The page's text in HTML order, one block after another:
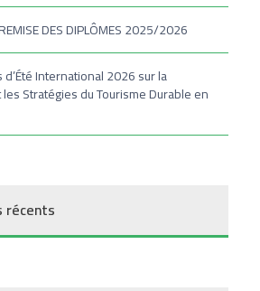
DES DIPLÔMES 2025/2026
d’Été International 2026 sur la
Stratégies du Tourisme Durable en
récents